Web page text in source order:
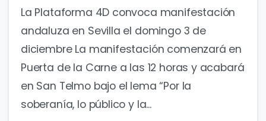
La Plataforma 4D convoca manifestación
andaluza en Sevilla el domingo 3 de
diciembre La manifestación comenzará en
Puerta de la Carne a las 12 horas y acabará
en San Telmo bajo el lema “Por la
soberanía, lo público y la...